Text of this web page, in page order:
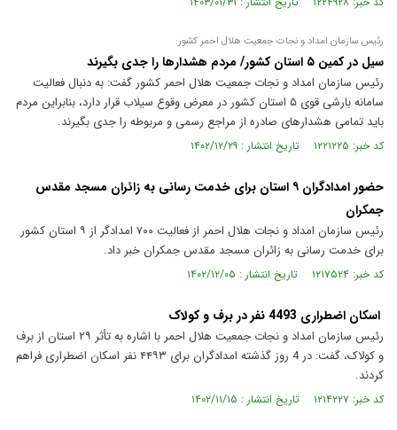
رئیس سازمان امداد و نجات جمعیت هلال احمر کشور:
سیل در کمین ۵ استان کشور/ مردم هشدار‌ها را جدی بگیرند
رئیس سازمان امداد و نجات جمعیت هلال احمر کشور گفت: به دنبال فعالیت
سامانه بارشی قوی ۵ استان کشور در معرض وقوع سیلاب قرار دارد، بنابراین مردم
باید تمامی هشدار‌های صادره از مراجع رسمی و مربوطه را جدی بگیرند.
کد خبر: ۱۲۲۱۲۲۵ تاریخ انتشار : ۱۴۰۲/۱۲/۲۹
حضور امدادگران ۹ استان برای خدمت رسانی به زائران مسجد مقدس
جمکران
رئیس سازمان امداد و نجات هلال احمر از فعالیت ۷۰۰ امدادگر از ۹ استان کشور
برای خدمت رسانی به زائران مسجد مقدس جمکران خبر داد.
کد خبر: ۱۲۱۷۵۲۴ تاریخ انتشار : ۱۴۰۲/۱۲/۰۵
اسکان اضطراری 4493 نفر در برف و کولاک
رئیس سازمان امداد و نجات جمعیت هلال احمر با اشاره به تأثر ۲۹ استان از برف
و کولاک، گفت: در 4 روز گذشته امدادگران برای ۴۴۹۳ نفر اسکان اضطراری فراهم
کردند.
کد خبر: ۱۲۱۴۲۲۷ تاریخ انتشار : ۱۴۰۲/۱۱/۱۵